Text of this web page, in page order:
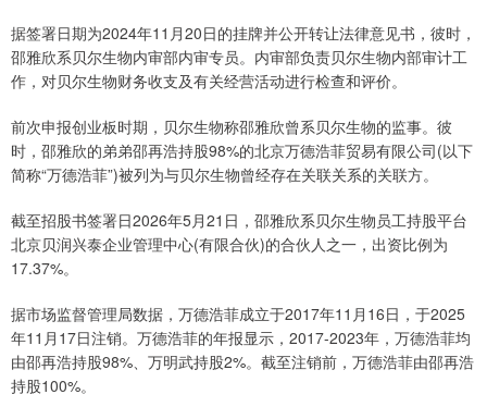
据签署日期为2024年11月20日的挂牌并公开转让法律意见书，彼时，
邵雅欣系贝尔生物内审部内审专员。内审部负责贝尔生物内部审计工
作，对贝尔生物财务收支及有关经营活动进行检查和评价。
前次申报创业板时期，贝尔生物称邵雅欣曾系贝尔生物的监事。彼
时，邵雅欣的弟弟邵再浩持股98%的北京万德浩菲贸易有限公司(以下
简称“万德浩菲”)被列为与贝尔生物曾经存在关联关系的关联方。
截至招股书签署日2026年5月21日，邵雅欣系贝尔生物员工持股平台
北京贝润兴泰企业管理中心(有限合伙)的合伙人之一，出资比例为
17.37%。
据市场监督管理局数据，万德浩菲成立于2017年11月16日，于2025
年11月17日注销。万德浩菲的年报显示，2017-2023年，万德浩菲均
由邵再浩持股98%、万明武持股2%。截至注销前，万德浩菲由邵再浩
持股100%。